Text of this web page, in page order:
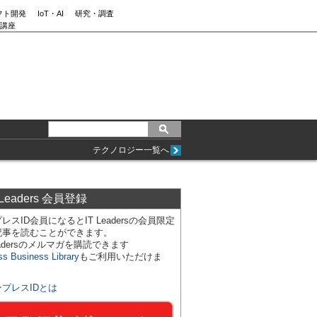
ト開発 IoT・AI
研究・調査
座
テクノロジー一覧へ
会員登録
スID会員になるとIT Leadersの会員限定
を読むことができます。
のメルマガを購読できます
Business Libraryもご利用いただけま
プレスIDとは